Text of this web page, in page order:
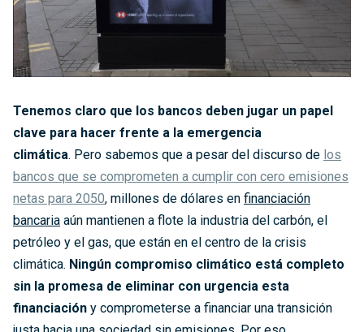
Tenemos claro que los bancos deben jugar un papel
clave para hacer frente a la emergencia
climática. Pero sabemos que a pesar del discurso de los
bancos que se comprometen a cumplir con cero emisiones
netas para 2050, millones de dólares en financiación
bancaria aún mantienen a flote la industria del carbón, el
petróleo y el gas, que están en el centro de la crisis
climática. Ningún compromiso climático está completo
sin la promesa de eliminar con urgencia esta
financiación y comprometerse a financiar una transición